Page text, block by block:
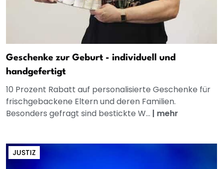
Geschenke zur Geburt - individuell und
handgefertigt
10 Prozent Rabatt auf personalisierte Geschenke für
frischgebackene Eltern und deren Familien.
Besonders gefragt sind bestickte W... | mehr
JUSTIZ